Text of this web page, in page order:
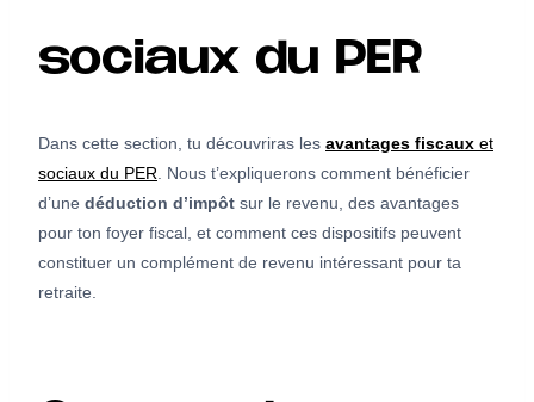
sociaux du PER
Dans cette section, tu découvriras les avantages fiscaux et
sociaux du PER . Nous t’expliquerons comment bénéficier
d’une déduction d’impôt sur le revenu, des avantages
pour ton foyer fiscal, et comment ces dispositifs peuvent
constituer un complément de revenu intéressant pour ta
retraite.